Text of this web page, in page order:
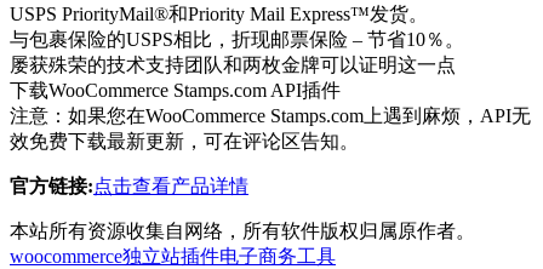
USPS PriorityMail®和Priority Mail Express™发货。
与包裹保险的USPS相比，折现邮票保险 – 节省10％。
屡获殊荣的技术支持团队和两枚金牌可以证明这一点
下载WooCommerce Stamps.com API插件
注意：如果您在WooCommerce Stamps.com上遇到麻烦，API无
效免费下载最新更新，可在评论区告知。
官方链接:点击查看产品详情
本站所有资源收集自网络，所有软件版权归属原作者。
woocommerce独立站插件电子商务工具